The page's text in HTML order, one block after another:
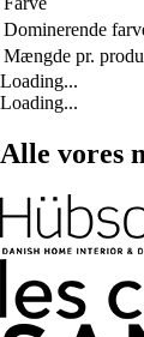
Dominerende
Mængde pr.
Loading...
Loading...
Alle vores